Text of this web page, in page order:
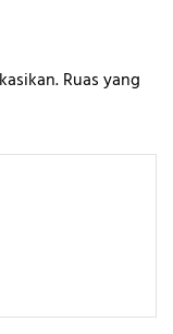
Ruas yang